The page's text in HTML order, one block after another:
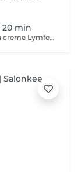
20 min
- Korte reiniging - Lymfedrainage gelaat - 24h creme Lymfedrainage werkt drainerend voor vochtophopingen in het gelaat. Na een ooglidcorrectie kan een aantal keer lymfedrainage zeker verschil maken.